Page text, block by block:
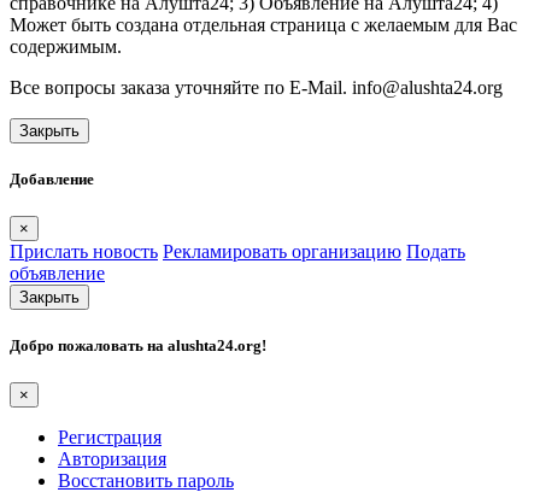
Может быть создана отдельная страница с желаемым для Вас
содержимым.
Все вопросы заказа уточняйте по E-Mail. info@alushta24.org
Закрыть
Добавление
×
Прислать новость Рекламировать организацию Подать
объявление
Закрыть
Добро пожаловать на alushta24.org!
×
Регистрация
Авторизация
Восстановить пароль